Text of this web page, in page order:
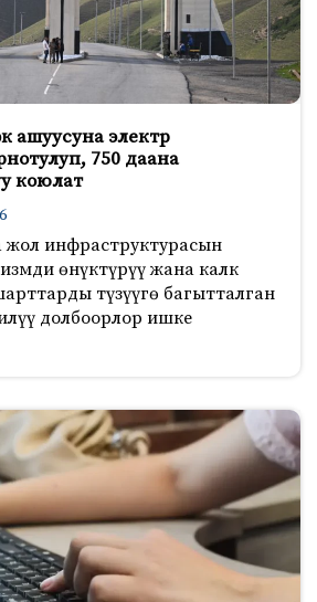
ашуусуна электр
750 даана
коюлат
жол инфраструктурасын
өнүктүрүү жана калк
түзүүгө багытталган
долбоорлор ишке